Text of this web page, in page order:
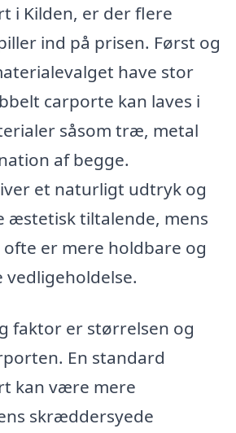
i Kilden, er der flere
ind på prisen. Først og
have stor
carporte kan laves i
såsom træ, metal
af begge.
et naturligt udtryk og
æstetisk tiltalende, mens
er mere holdbare og
faktor er størrelsen og
En standard
kan være mere
skræddersyede